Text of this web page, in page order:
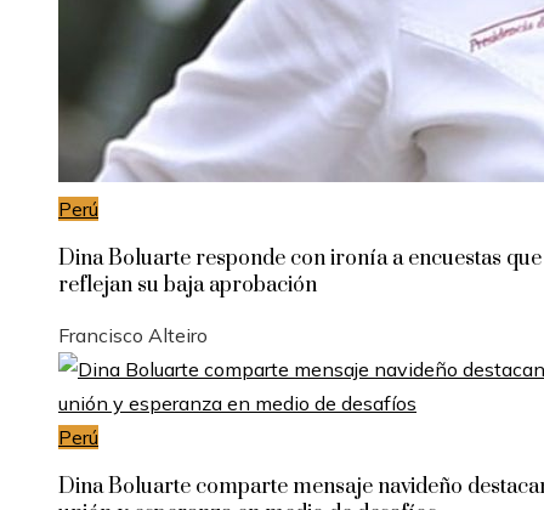
Perú
Dina Boluarte responde con ironía a encuestas que
reflejan su baja aprobación
Francisco Alteiro
Perú
Dina Boluarte comparte mensaje navideño